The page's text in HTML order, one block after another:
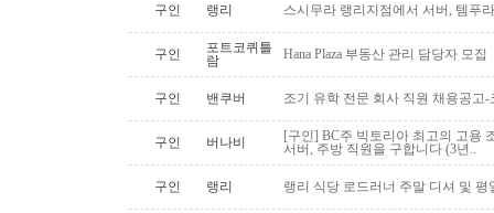
구인 랭리 스시무라 랭리지점에서 서버, 템푸
구인
포트코퀴틀
람
Hana Plaza 부동산 관리 담당자 모집
구인 밴쿠버 조기 유학 전문 회사 직원 채용공고
구인 버나비
[구인] BC주 빅토리아 최고의 고용
서버, 주방 직원을 구합니다 (3년..
구인 랭리 랭리 식당 로드러너 주말 디셔 및